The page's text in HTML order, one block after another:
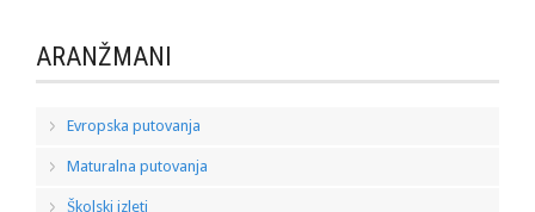
ARANŽMANI
Evropska putovanja
Maturalna putovanja
Školski izleti